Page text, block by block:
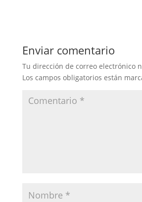
Enviar comentario
Tu dirección de correo electrónico
Los campos obligatorios están